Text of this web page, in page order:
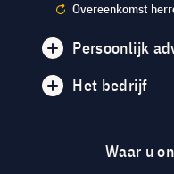
Overeenkomst
Persoonlijk
Het bedrijf
Waar u